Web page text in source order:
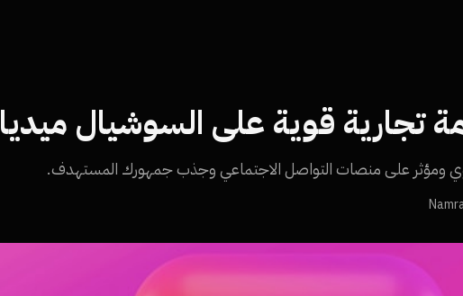
تجارية قوية على السوشيال ميديا
ومؤثر على منصات التواصل الاجتماعي وجذب جمهورك المستهدف.